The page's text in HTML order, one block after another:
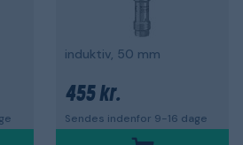
induktiv, 50 mm
455 kr.
Sendes indenfor 9-16 dage